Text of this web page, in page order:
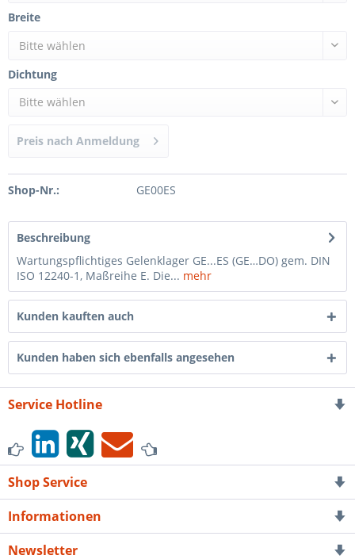
Breite
Bitte wählen
Dichtung
Bitte wählen
Preis nach Anmeldung
Shop-Nr.: GE00ES
Beschreibung
Wartungspflichtiges Gelenklager GE...ES (GE…DO) gem. DIN
ISO 12240-1, Maßreihe E. Die... mehr
Kunden kauften auch
Kunden haben sich ebenfalls angesehen
Service Hotline
Shop Service
Informationen
Newsletter